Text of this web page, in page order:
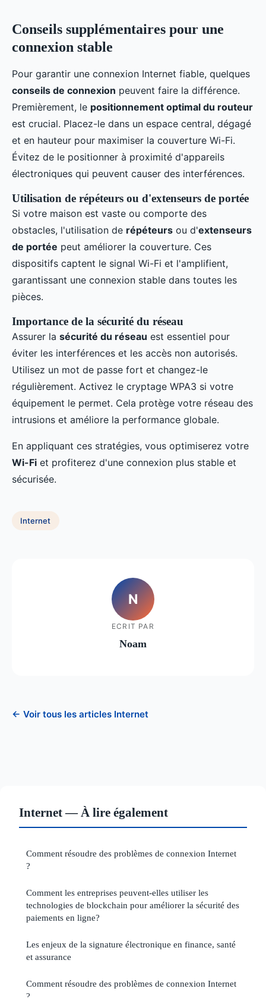
Conseils supplémentaires pour une
connexion stable
Pour garantir une connexion Internet fiable, quelques
conseils de connexion peuvent faire la différence.
Premièrement, le positionnement optimal du routeur
est crucial. Placez-le dans un espace central, dégagé
et en hauteur pour maximiser la couverture Wi-Fi.
Évitez de le positionner à proximité d'appareils
électroniques qui peuvent causer des interférences.
Utilisation de répéteurs ou d'extenseurs de portée
Si votre maison est vaste ou comporte des
obstacles, l'utilisation de répéteurs ou d'extenseurs
de portée peut améliorer la couverture. Ces
dispositifs captent le signal Wi-Fi et l'amplifient,
garantissant une connexion stable dans toutes les
pièces.
Importance de la sécurité du réseau
Assurer la sécurité du réseau est essentiel pour
éviter les interférences et les accès non autorisés.
Utilisez un mot de passe fort et changez-le
régulièrement. Activez le cryptage WPA3 si votre
équipement le permet. Cela protège votre réseau des
intrusions et améliore la performance globale.
En appliquant ces stratégies, vous optimiserez votre
Wi-Fi et profiterez d'une connexion plus stable et
sécurisée.
Internet
N
ECRIT PAR
Noam
← Voir tous les articles Internet
Internet — À lire également
Comment résoudre des problèmes de connexion Internet
?
Comment les entreprises peuvent-elles utiliser les
technologies de blockchain pour améliorer la sécurité des
paiements en ligne?
Les enjeux de la signature électronique en finance, santé
et assurance
Comment résoudre des problèmes de connexion Internet